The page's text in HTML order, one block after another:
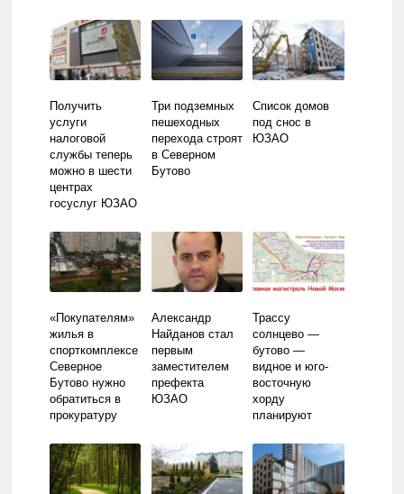
Получить
услуги
налоговой
службы теперь
можно в шести
центрах
госуслуг ЮЗАО
Три подземных
пешеходных
перехода строят
в Северном
Бутово
Список домов
под снос в
ЮЗАО
«Покупателям»
жилья в
спорткомплексе
Северное
Бутово нужно
обратиться в
прокуратуру
Александр
Найданов стал
первым
заместителем
префекта
ЮЗАО
Трассу
солнцево —
бутово —
видное и юго-
восточную
хорду
планируют
2023 г.